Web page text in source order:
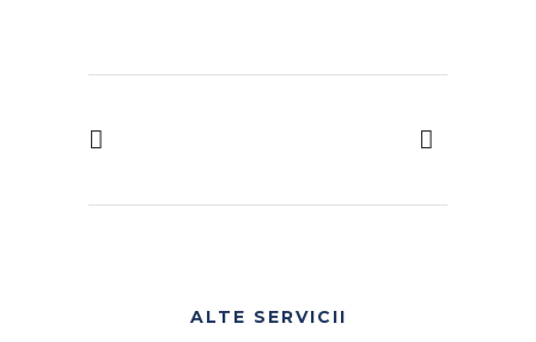
ALTE SERVICII